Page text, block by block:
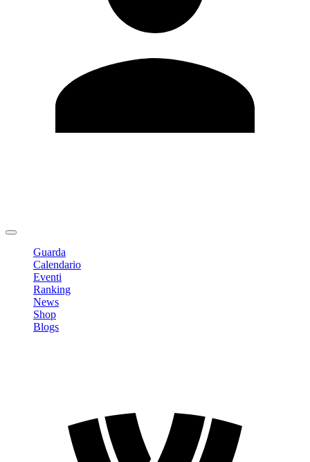
Guarda
Calendario
Eventi
Ranking
News
Shop
Blogs